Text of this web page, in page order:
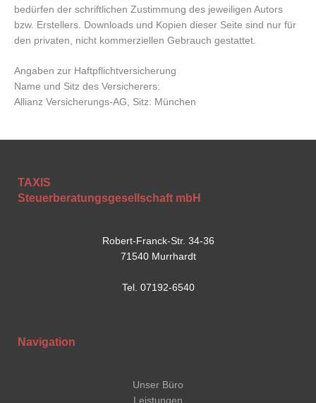
bedürfen der schriftlichen Zustimmung des jeweiligen Autors
bzw. Erstellers. Downloads und Kopien dieser Seite sind nur für
den privaten, nicht kommerziellen Gebrauch gestattet.
Angaben zur Haftpflichtversicherung
Name und Sitz des Versicherers:
Allianz Versicherungs-AG, Sitz: München
TAXIS
Steuerberatungsgesellschaft mbH
Robert-Franck-Str. 34-36
71540 Murrhardt
Tel. 07192-6540
Navigation
Unser Büro
Leistungen